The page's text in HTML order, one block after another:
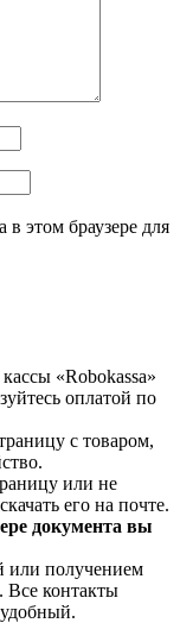
этом браузере для
«Robokassa»
оплатой по
с товаром,
или не
его на почте.
документа вы
или получением
. Все контакты